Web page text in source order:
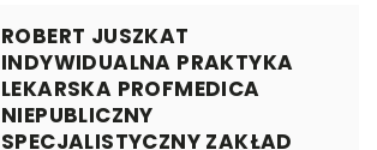
ROBERT JUSZKAT
INDYWIDUALNA PRAKTYKA
LEKARSKA PROFMEDICA
NIEPUBLICZNY
SPECJALISTYCZNY ZAKŁAD